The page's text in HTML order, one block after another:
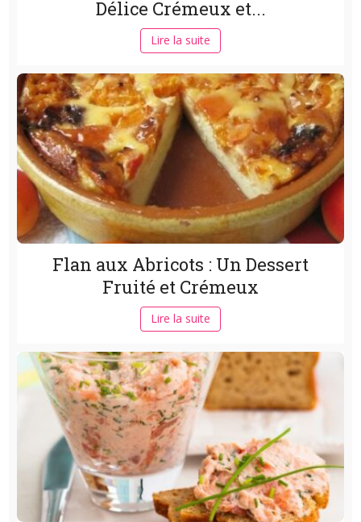
Délice Crémeux et...
Lire la suite
Flan aux Abricots : Un Dessert
Fruité et Crémeux
Lire la suite